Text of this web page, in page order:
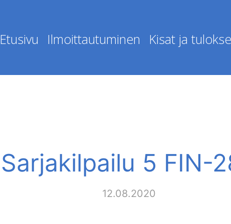
Etusivu Ilmoittautuminen Kisat ja
Sarjakilpailu 5 FIN-
12.08.2020